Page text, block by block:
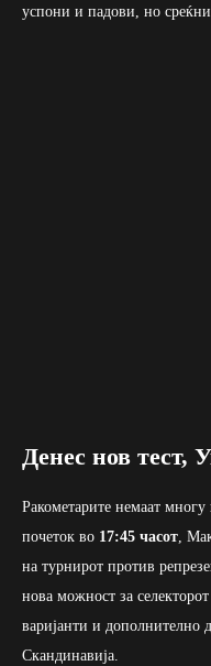
успони и падови, но среќни
Денес нов тест,
Ракометарите немаат
почеток во 17:45 часот,
на турнирот против
нова можност за
варијанти и дополнително
Скандинавија.